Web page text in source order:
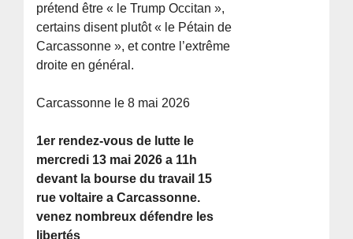
prétend être « le Trump Occitan »,
certains disent plutôt « le Pétain de
Carcassonne », et contre l’extrême
droite en général.
Carcassonne le 8 mai 2026
1er rendez-vous de lutte le
mercredi 13 mai 2026 a 11h
devant la bourse du travail 15
rue voltaire a Carcassonne.
venez nombreux défendre les
libertés